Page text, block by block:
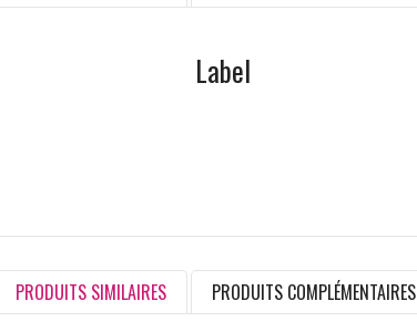
Label
PRODUITS SIMILAIRES PRODUITS COMPLÉMENTAIRES